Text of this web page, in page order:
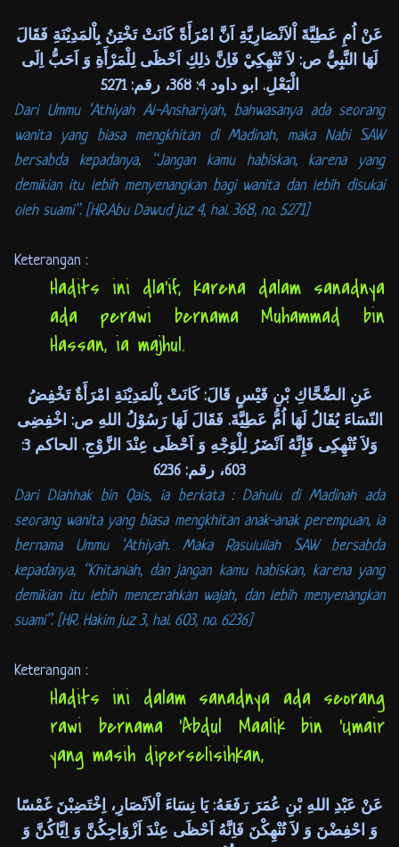
عَنْ اُمِ عَطِيَّةَ اْلاَنْصَارِيَّةِ اَنَّ امْرَأَةً كَانَتْ تَخْتِنُ بِاْلمَدِيْنَةِ فَقَالَ
لَهَا النَّبِيُّ ص: لاَ تُنْهِكِيْ فَاِنَّ ذلِكِ اَحْظَى لِلْمَرْأَةِ وَ اَحَبُّ اِلَى
الْبَعْلِ. ابو داود 4: 368، رقم: 5271
Dari Ummu ‘Athiyah Al-Anshariyah, bahwasanya ada seorang
wanita yang biasa mengkhitan di Madinah, maka Nabi SAW
bersabda kepadanya, “Jangan kamu habiskan, karena yang
demikian itu lebih menyenangkan bagi wanita dan lebih disukai
oleh suami”. [HR.Abu Dawud juz 4, hal. 368, no. 5271]
Keterangan :
Hadits ini dla’if, karena dalam sanadnya
ada perawi bernama Muhammad bin
Hassan, ia majhul.
عَنِ الضَّحَّاكِ بْنِ قَيْسٍ قَالَ: كَانَتْ بِاْلمَدِيْنَةِ امْرَأَةٌ تَخْفِضُ
النّسَاءَ يُقَالُ لَهَا اُمُّ عَطِيَّةَ. فَقَالَ لَهَا رَسُوْلُ اللهِ ص: اخْفِضِى
وَلاَ تُنْهِكِى فَإِنَّهُ اَنْضَرُ لِلْوَجْهِ وَ اَحْظَى عِنْدَ الزَّوْجِ. الحاكم 3:
603، رقم: 6236
Dari Dlahhak bin Qais, ia berkata : Dahulu di Madinah ada
seorang wanita yang biasa mengkhitan anak-anak perempuan, ia
bernama Ummu ‘Athiyah. Maka Rasulullah SAW bersabda
kepadanya, “Khitanlah, dan jangan kamu habiskan, karena yang
demikian itu lebih mencerahkan wajah, dan lebih menyenangkan
suami”. [HR. Hakim juz 3, hal. 603, no. 6236]
Keterangan :
Hadits ini dalam sanadnya ada seorang
rawi bernama ‘Abdul Maalik bin ‘Umair
yang masih diperselisihkan,
عَنْ عَبْدِ اللهِ بْنِ عُمَرَ رَفَعَهُ: يَا نِسَاءَ اْلاَنْصَارِ، اِخْتَضِبْنَ غَمْسًا
وَ احْفِضْنَ وَ لاَ تُنْهِكْنَ فَاِنَّهُ اَحْظَى عِنْدَ اَزْوَاجِكُنَّ وَ اِيَّاكُنَّ وَ